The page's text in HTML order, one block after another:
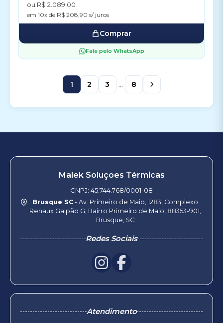
ou R$ 2.089,00
em 10x de R$ 208,90 s/ juros
Comprar
Fale pelo WhatsApp
1 2 3 ... 8
Malek Soluções Térmicas
CNPJ: 45.744.768/0001-08
Brusque SC- Av. Primeiro de Maio, 1283, Complexo
Renaux Galpão G, Bairro Primeiro de Maio, 88353-901,
Brusque, SC
Redes Sociais
Atendimento